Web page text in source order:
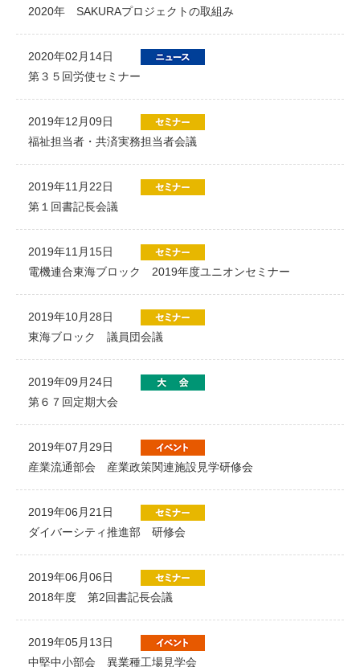
2020年 SAKURAプロジェクトの取組み
2020年02月14日
第３５回労使セミナー
2019年12月09日
福祉担当者・共済実務担当者会議
2019年11月22日
第１回書記長会議
2019年11月15日
電機連合東海ブロック 2019年度ユニオンセミナー
2019年10月28日
東海ブロック 議員団会議
2019年09月24日
第６７回定期大会
2019年07月29日
産業流通部会 産業政策関連施設見学研修会
2019年06月21日
ダイバーシティ推進部 研修会
2019年06月06日
2018年度 第2回書記長会議
2019年05月13日
中堅中小部会 異業種工場見学会